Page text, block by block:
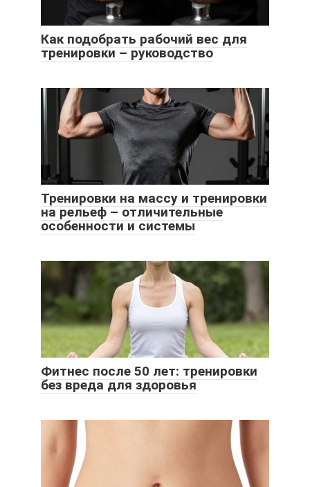
Как подобрать рабочий вес для
тренировки – руководство
Тренировки на массу и тренировки
на рельеф – отличительные
особенности и системы
Фитнес после 50 лет: тренировки
без вреда для здоровья